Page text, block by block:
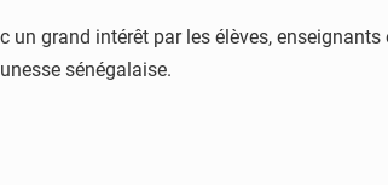
grand intérêt par les élèves,
sénégalaise.